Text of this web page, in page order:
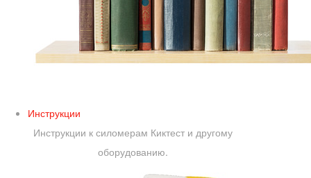
Инструкции
Инструкции к силомерам Киктест и другому
оборудованию.